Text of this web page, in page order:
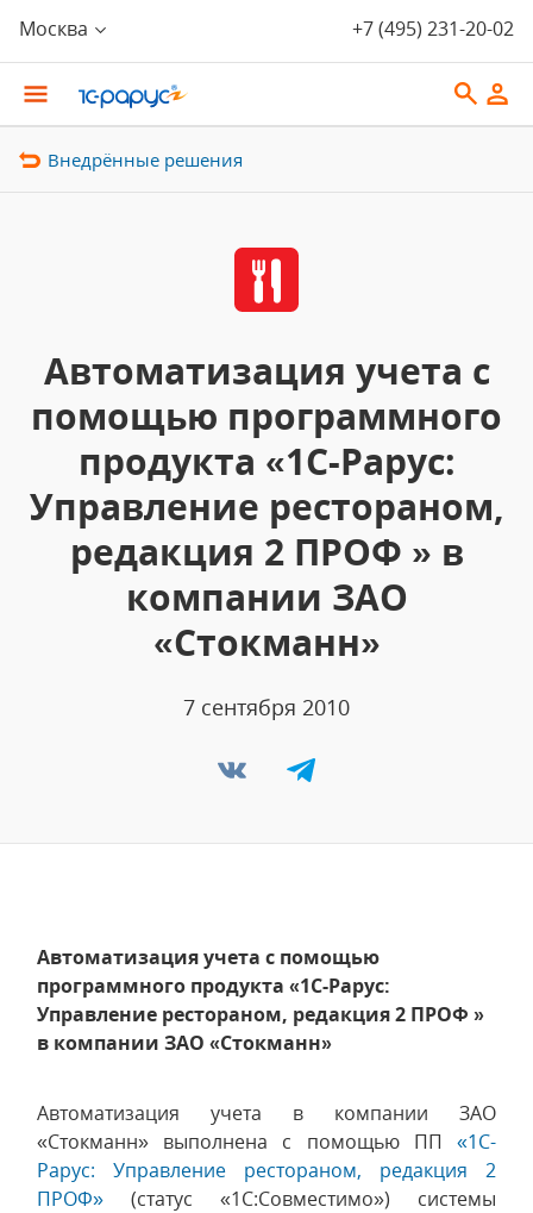
Москва +7 (495) 231-20-02
Внедрённые решения
Автоматизация учета с
помощью программного
продукта «1C-Рарус:
Управление рестораном,
редакция 2 ПРОФ » в
компании ЗАО
«Стокманн»
7 сентября 2010
Автоматизация учета с помощью
программного продукта «1C-Рарус:
Управление рестораном, редакция 2 ПРОФ »
в компании ЗАО «Стокманн»
Автоматизация учета в компании ЗАО
«Стокманн» выполнена с помощью ПП «1C-
Рарус: Управление рестораном, редакция 2
ПРОФ» (статус «1С:Совместимо») системы